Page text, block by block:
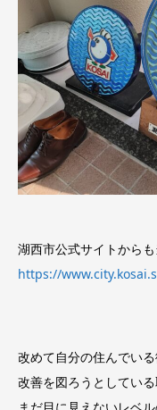
湖西市公式サイトから
https://
改めて自分の住んでい
改善を図ろうとしてい